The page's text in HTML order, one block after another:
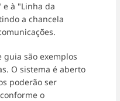
e à "Linha da
a chancela
guia são exemplos
O sistema é aberto
poderão ser
o